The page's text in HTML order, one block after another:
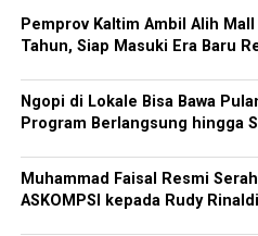
Pemprov Kaltim Ambil Alih
Tahun, Siap Masuki Era Baru
Ngopi di Lokale Bisa Bawa
Program Berlangsung hingga
Muhammad Faisal Resmi
ASKOMPSI kepada Rudy Rinaldi